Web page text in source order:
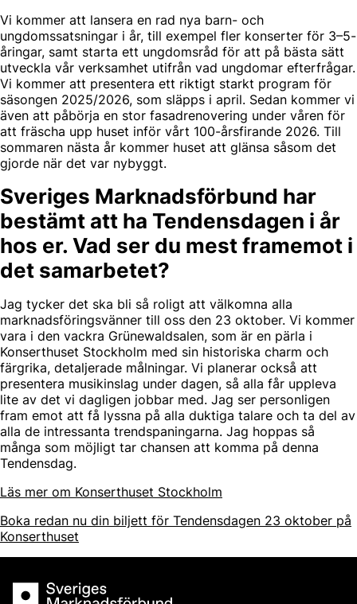
Vi kommer att lansera en rad nya barn- och
ungdomssatsningar i år, till exempel fler konserter för 3–5-
åringar, samt starta ett ungdomsråd för att på bästa sätt
utveckla vår verksamhet utifrån vad ungdomar efterfrågar.
Vi kommer att presentera ett riktigt starkt program för
säsongen 2025/2026, som släpps i april. Sedan kommer vi
även att påbörja en stor fasadrenovering under våren för
att fräscha upp huset inför vårt 100-årsfirande 2026. Till
sommaren nästa år kommer huset att glänsa såsom det
gjorde när det var nybyggt.
Sveriges Marknadsförbund har
bestämt att ha Tendensdagen i år
hos er. Vad ser du mest framemot i
det samarbetet?
Jag tycker det ska bli så roligt att välkomna alla
marknadsföringsvänner till oss den 23 oktober. Vi kommer
vara i den vackra Grünewaldsalen, som är en pärla i
Konserthuset Stockholm med sin historiska charm och
färgrika, detaljerade målningar. Vi planerar också att
presentera musikinslag under dagen, så alla får uppleva
lite av det vi dagligen jobbar med. Jag ser personligen
fram emot att få lyssna på alla duktiga talare och ta del av
alla de intressanta trendspaningarna. Jag hoppas så
många som möjligt tar chansen att komma på denna
Tendensdag.
Läs mer om Konserthuset Stockholm
Boka redan nu din biljett för Tendensdagen 23 oktober på
Konserthuset
Sveriges Marknadsförbund